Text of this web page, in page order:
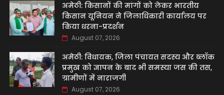
अमेठी: किसानों की मांगों को लेकर भारतीय
किसान यूनियन ने जिलाधिकारी कार्यालय पर
किया धरना-प्रदर्शन
August 07, 2026
अमेठी: विधायक, जिला पंचायत सदस्य और ब्लॉक
प्रमुख को ज्ञापन के बाद भी समस्या जस की तस,
ग्रामीणों में नाराजगी
August 07, 2026